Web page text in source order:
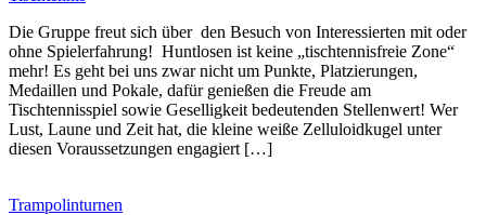
Die Gruppe freut sich über den Besuch von Interessierten mit oder
ohne Spielerfahrung! Huntlosen ist keine „tischtennisfreie Zone“
mehr! Es geht bei uns zwar nicht um Punkte, Platzierungen,
Medaillen und Pokale, dafür genießen die Freude am
Tischtennisspiel sowie Geselligkeit bedeutenden Stellenwert! Wer
Lust, Laune und Zeit hat, die kleine weiße Zelluloidkugel unter
diesen Voraussetzungen engagiert […]
Trampolinturnen